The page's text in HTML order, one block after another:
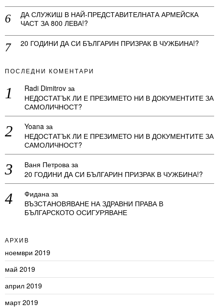
ДА СЛУЖИШ В НАЙ-ПРЕДСТАВИТЕЛНАТА АРМЕЙСКА
ЧАСТ ЗА 800 ЛЕВА!?
20 ГОДИНИ ДА СИ БЪЛГАРИН ПРИЗРАК В ЧУЖБИНА!?
ПОСЛЕДНИ КОМЕНТАРИ
Radi Dimitrov за
НЕДОСТАТЪК ЛИ Е ПРЕЗИМЕТО НИ В ДОКУМЕНТИТЕ ЗА
САМОЛИЧНОСТ?
Yoana за
НЕДОСТАТЪК ЛИ Е ПРЕЗИМЕТО НИ В ДОКУМЕНТИТЕ ЗА
САМОЛИЧНОСТ?
Ваня Петрова за
20 ГОДИНИ ДА СИ БЪЛГАРИН ПРИЗРАК В ЧУЖБИНА!?
Фидана за
ВЪЗСТАНОВЯВАНЕ НА ЗДРАВНИ ПРАВА В
БЪЛГАРСКОТО ОСИГУРЯВАНЕ
АРХИВ
ноември 2019
май 2019
април 2019
март 2019